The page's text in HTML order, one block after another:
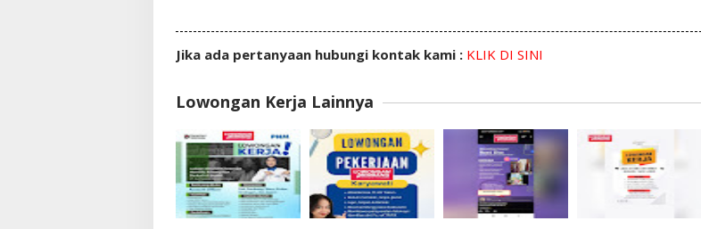
Jika ada pertanyaan hubungi kontak kami : KLIK DI SINI
Lowongan Kerja Lainnya